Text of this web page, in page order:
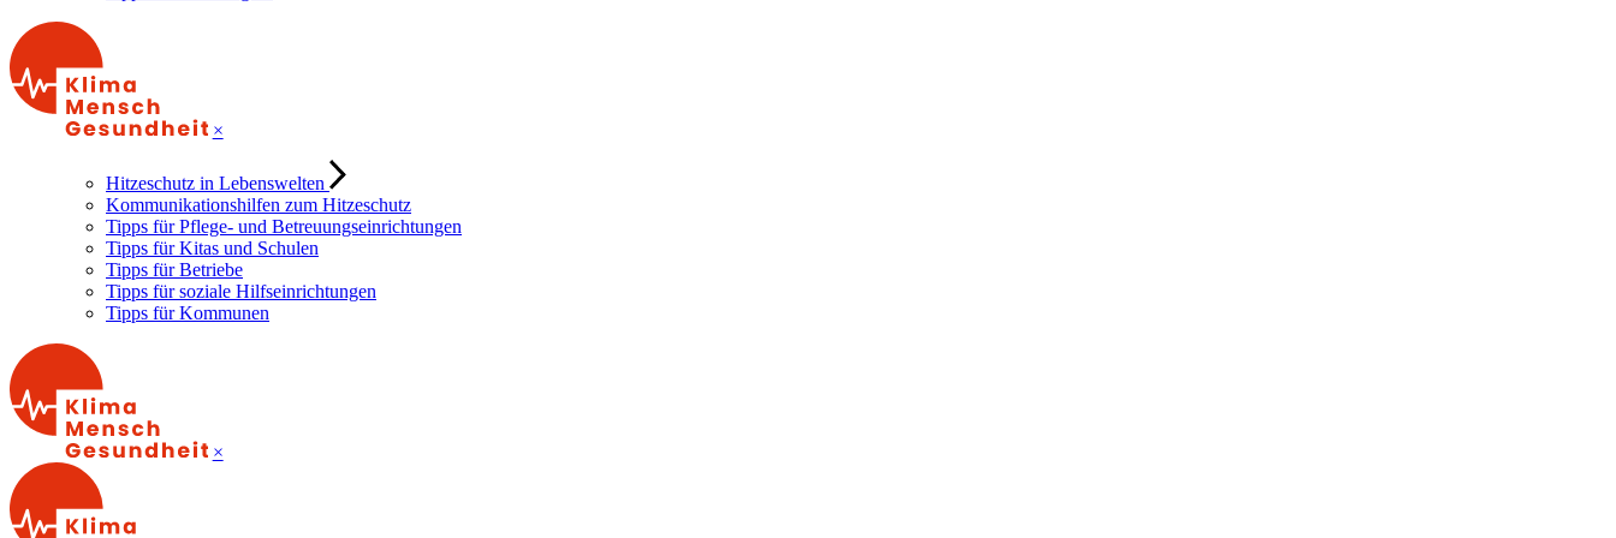
×
Hitzeschutz in Lebenswelten
Kommunikationshilfen zum Hitzeschutz
Tipps für Pflege- und Betreuungseinrichtungen
Tipps für Kitas und Schulen
Tipps für Betriebe
Tipps für soziale Hilfseinrichtungen
Tipps für Kommunen
×